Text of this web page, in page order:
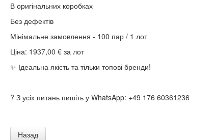
В оригінальних коробках
Без дефектів
Мінімальне замовлення - 100 пар / 1 лот
Ціна: 1937,00 € за лот
✨ Ідеальна якість та тільки топові бренди!
? З усіх питань пишіть у WhatsApp: +49 176 60361236
Назад